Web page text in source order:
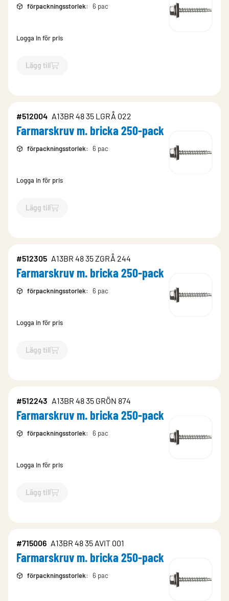
förpackningsstorlek: 6 pac
Logga in för pris
Lägg till
`$Lägg till
#512004 A13BR 48 35 LGRÅ 022
Farmarskruv m. bricka 250-pack
förpackningsstorlek: 6 pac
Logga in för pris
Lägg till
`$Lägg till
#512305 A13BR 48 35 ZGRÅ 244
Farmarskruv m. bricka 250-pack
förpackningsstorlek: 6 pac
Logga in för pris
Lägg till
`$Lägg till
#512243 A13BR 48 35 GRÖN 874
Farmarskruv m. bricka 250-pack
förpackningsstorlek: 6 pac
Logga in för pris
Lägg till
`$Lägg till
#715006 A13BR 48 35 AVIT 001
Farmarskruv m. bricka 250-pack
förpackningsstorlek: 6 pac